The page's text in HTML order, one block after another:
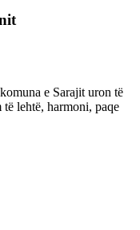
e Sarajit uron të
lehtë, harmoni, paqe